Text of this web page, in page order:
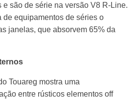
e são de série na versão V8 R-Line.
de equipamentos de séries o
janelas, que absorvem 65% da
Touareg mostra uma
entre rústicos elementos off